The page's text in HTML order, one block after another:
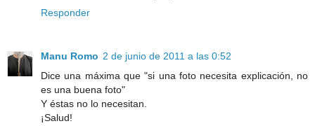
Responder
Manu Romo 2 de junio de 2011 a las 0:52
Dice una máxima que "si una foto necesita explicación, no
es una buena foto"
Y éstas no lo necesitan.
¡Salud!